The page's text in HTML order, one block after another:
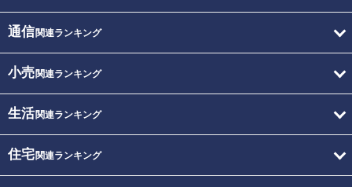
通信関連ランキング
小売関連ランキング
生活関連ランキング
住宅関連ランキング